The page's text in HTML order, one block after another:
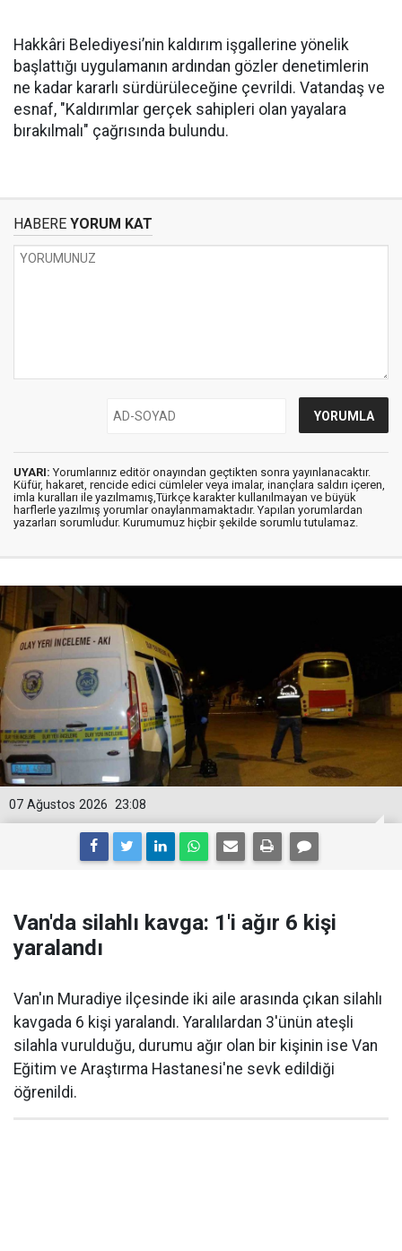
Hakkâri Belediyesi’nin kaldırım işgallerine yönelik
başlattığı uygulamanın ardından gözler denetimlerin
ne kadar kararlı sürdürüleceğine çevrildi. Vatandaş ve
esnaf, "Kaldırımlar gerçek sahipleri olan yayalara
bırakılmalı" çağrısında bulundu.
HABERE YORUM KAT
UYARI: Yorumlarınız editör onayından geçtikten sonra yayınlanacaktır.
Küfür, hakaret, rencide edici cümleler veya imalar, inançlara saldırı içeren,
imla kuralları ile yazılmamış,Türkçe karakter kullanılmayan ve büyük
harflerle yazılmış yorumlar onaylanmamaktadır. Yapılan yorumlardan
yazarları sorumludur. Kurumumuz hiçbir şekilde sorumlu tutulamaz.
23:08
07 Ağustos 2026
Van'da silahlı kavga: 1'i ağır 6 kişi
yaralandı
Van'ın Muradiye ilçesinde iki aile arasında çıkan silahlı
kavgada 6 kişi yaralandı. Yaralılardan 3'ünün ateşli
silahla vurulduğu, durumu ağır olan bir kişinin ise Van
Eğitim ve Araştırma Hastanesi'ne sevk edildiği
öğrenildi.